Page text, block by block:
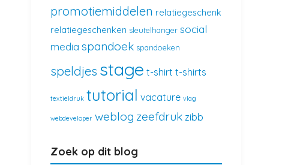
promotiemiddelen relatiegeschenk
relatiegeschenken sleutelhanger social
media spandoek spandoeken
speldjes stage t-shirt t-shirts
textieldruk tutorial vacature vlag
webdeveloper weblog zeefdruk zibb
Zoek op dit blog